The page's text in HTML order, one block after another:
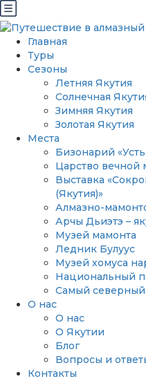
Главная
Туры
Сезоны
Летняя Якутия
Солнечная
Зимняя Якутия
Золотая Якутия
Места
Бизонарий
Царство вечной
Выставка
(Якутия)»
Алмазно-
Арчы Дьиэтэ –
Музей мамонта
Ледник Булуус
Музей хомуса
Национальный
Самый северный
О нас
О нас
О Якутии
Блог
Вопросы и
Контакты